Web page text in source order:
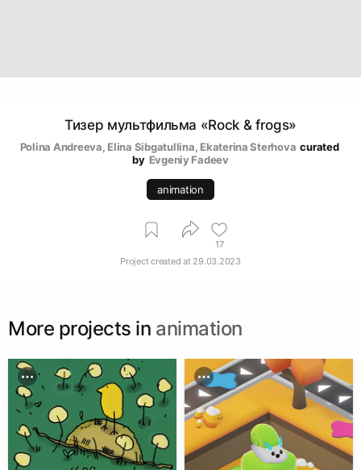
Тизер мультфильма «Rock & frogs»
Polina Andreeva, Elina Sibgatullina, Ekaterina Sterhova curated
by Evgeniy Fadeev
animation
17
Project created at 29.03.2023
More projects in animation